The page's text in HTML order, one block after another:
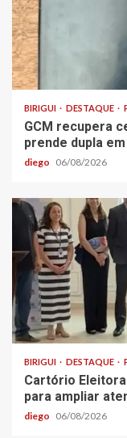
BIRIGUI DESTAQUE
GCM recupera
prende dupla
diego 06/08/2026
BIRIGUI DESTAQUE
Cartório
para ampliar
diego 06/08/2026